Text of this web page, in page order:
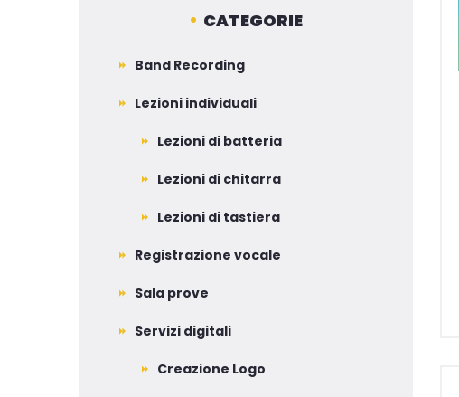
CATEGORIE
Band Recording
Lezioni individuali
Lezioni di batteria
Lezioni di chitarra
Lezioni di tastiera
Registrazione vocale
Sala prove
Servizi digitali
Creazione Logo